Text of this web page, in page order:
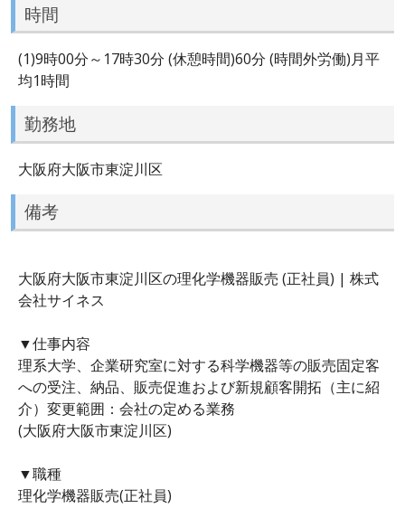
時間
(1)9時00分～17時30分 (休憩時間)60分 (時間外労働)月平
均1時間
勤務地
大阪府大阪市東淀川区
備考
大阪府大阪市東淀川区の理化学機器販売 (正社員) | 株式
会社サイネス
▼仕事内容
理系大学、企業研究室に対する科学機器等の販売固定客
への受注、納品、販売促進および新規顧客開拓（主に紹
介）変更範囲：会社の定める業務
(大阪府大阪市東淀川区)
▼職種
理化学機器販売(正社員)